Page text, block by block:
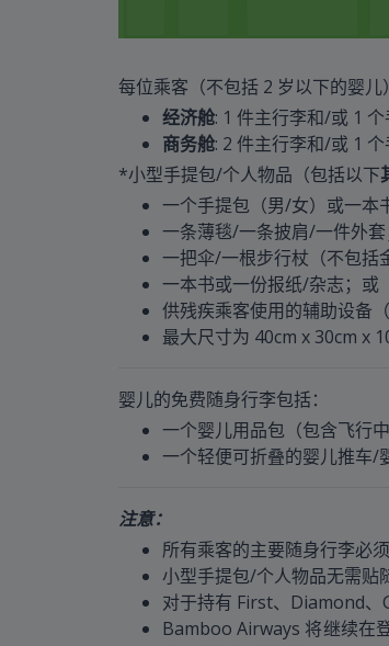
每位乘客（不包括 2 岁以下的婴
经济舱: 1 件主行李和/或 1
商务舱: 2 件主行李和/或 1
*小型手提包/个人物品（包括以下
一个手提包（男/女）或一本
一条薄毯/一条披肩/一件外
一把伞/一根步行杖（不包括
一本书或一份报纸/杂志；或
供残疾乘客使用的辅助设备
最大尺寸为 40cm x 30cm x
婴儿的免费随身行李包括：
一个婴儿用品包（包含飞行
一个轻便可折叠的婴儿推车/
注意：
所有乘客的主要随身行李必
小型手提包/个人物品无需贴
对于持有 First、Diamond、
Bamboo Airways 将继续在